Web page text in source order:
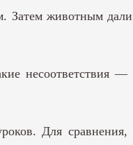
Затем животным
несоответствия —
Для сравнения,